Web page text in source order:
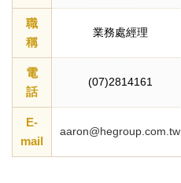
職
稱
業務處經理
電
話
(07)2814161
E-
mail
aaron@hegroup.com.tw